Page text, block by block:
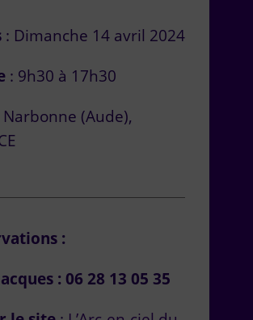
: Dimanche 14 avril 2024
: 9h30 à 17h30
Narbonne (Aude),
:
: 06 28 13 05 35